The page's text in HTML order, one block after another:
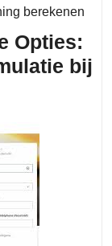
berekenen
Opties:
bij